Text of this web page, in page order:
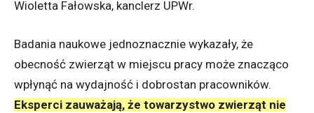
Wioletta Fałowska, kanclerz UPWr.
Badania naukowe jednoznacznie wykazały, że
obecność zwierząt w miejscu pracy może znacząco
wpłynąć na wydajność i dobrostan pracowników.
Eksperci zauważają, że towarzystwo zwierząt nie